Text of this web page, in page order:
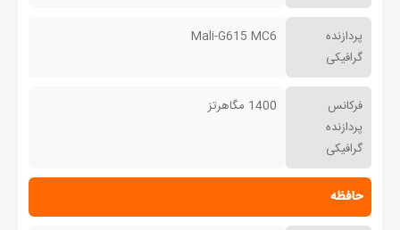
پردازنده
گرافیکی
Mali-G615 MC6
فرکانس
پردازنده
گرافیکی
1400 مگاهرتز
حافظه